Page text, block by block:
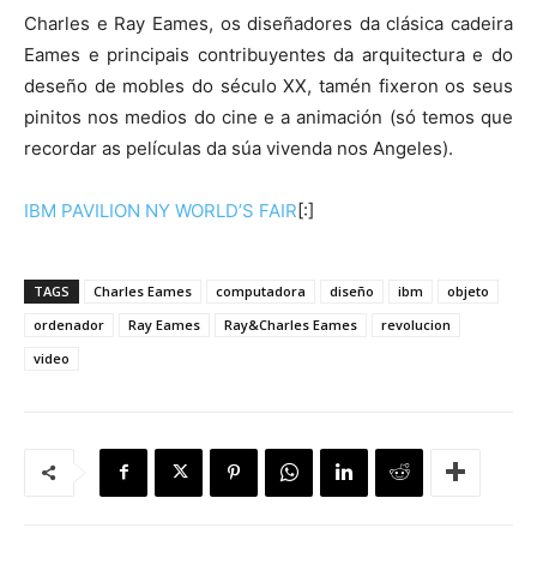
Charles e Ray Eames, os diseñadores da clásica cadeira
Eames e principais contribuyentes da arquitectura e do
deseño de mobles do século XX, tamén fixeron os seus
pinitos nos medios do cine e a animación (só temos que
recordar as películas da súa vivenda nos Angeles).
IBM PAVILION NY WORLD’S FAIR[:]
TAGS Charles Eames computadora diseño ibm
objeto
ordenador
Ray Eames Ray&Charles Eames
revolucion
video